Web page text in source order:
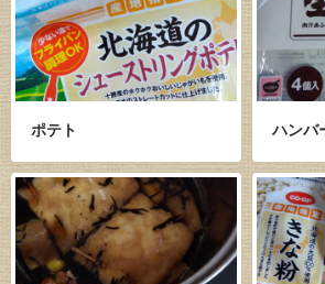
ポテト ハンバ